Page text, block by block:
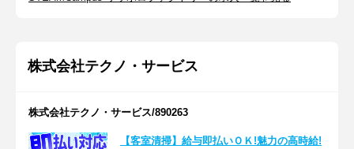
株式会社テクノ・サービス
株式会社テクノ・サービス/890263
【客室清掃】給与即払いＯＫ!魅力の高時給!